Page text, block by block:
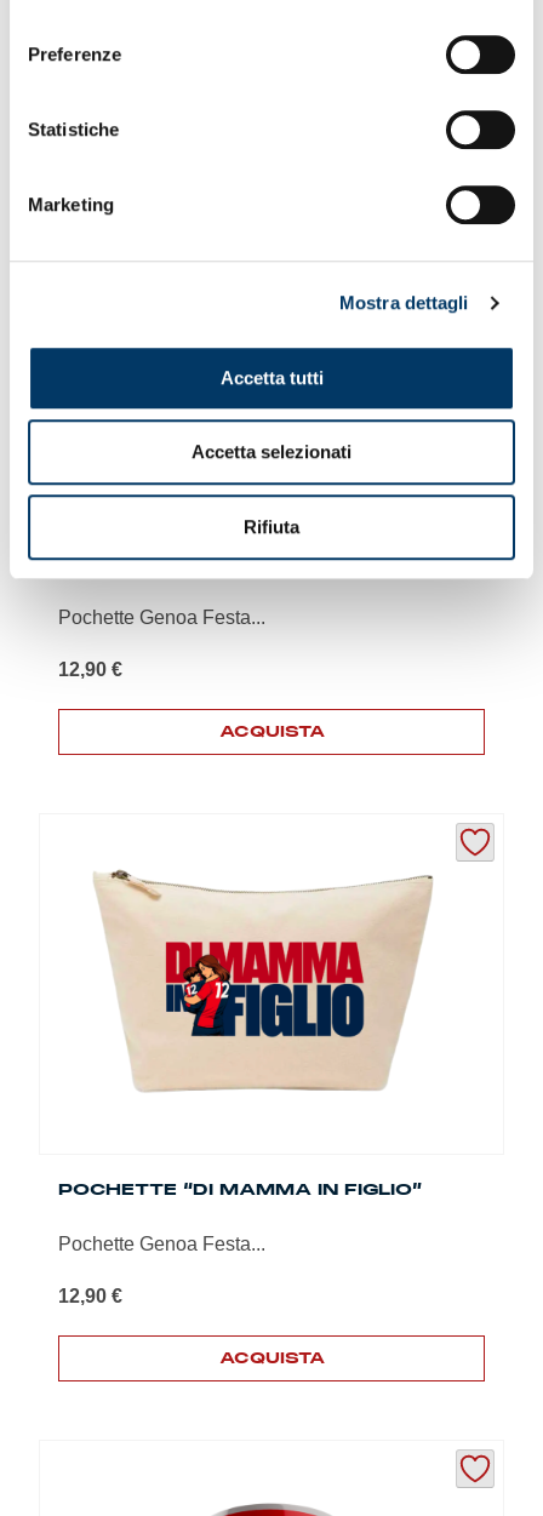
Preferenze
Statistiche
Marketing
Mostra dettagli
Accetta tutti
Accetta selezionati
Rifiuta
19,90
POCHETTE “DI MAMMA IN FIGLIA”
Pochette Genoa Festa...
12,90 €
ACQUISTA
POCHETTE “DI MAMMA IN FIGLIO”
Pochette Genoa Festa...
12,90 €
ACQUISTA